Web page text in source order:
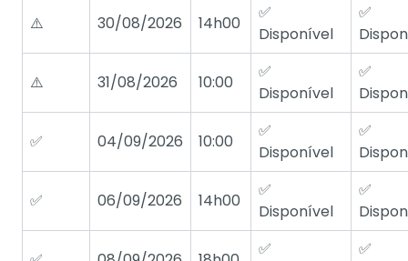
⚠️ 30/08/2026 14h00
✅
Disponível
✅
⚠️ 31/08/2026 10:00
✅
Disponível
✅
✅ 04/09/2026 10:00
✅
Disponível
✅
✅ 06/09/2026 14h00
✅
Disponível
✅
✅
✅